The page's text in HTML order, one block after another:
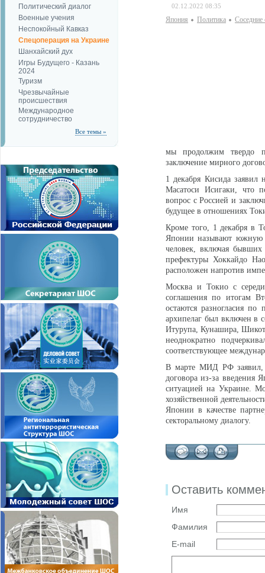
Политический диалог
Военные учения
Неспокойный Кавказ
Спецоперация на Украине
Шанхайский дух
Игры Будущего - Казань
2024
Туризм
Чрезвычайные
происшествия
Международное
сотрудничество
Все темы »
02.12.2022 08:35
Япония Политика Соседние
мы продолжим твердо
заключение мирного
1 декабря Кисида заявил
Масатоси Исигаки, что
вопрос с Россией и
будущее в отношениях
Кроме того, 1 декабря в
Японии называют южную
человек, включая бывших
префектуры Хоккайдо
расположен напротив
Москва и Токио с
соглашения по итогам
остаются разногласия
архипелаг был включен в
Итурупа, Кунашира,
неоднократно
соответствующее
В марте МИД РФ заявил,
договора из-за введения
ситуацией на Украине.
хозяйственной
Японии в качестве
секторальному диалогу.
Оставить
Имя
Фамилия
E-mail